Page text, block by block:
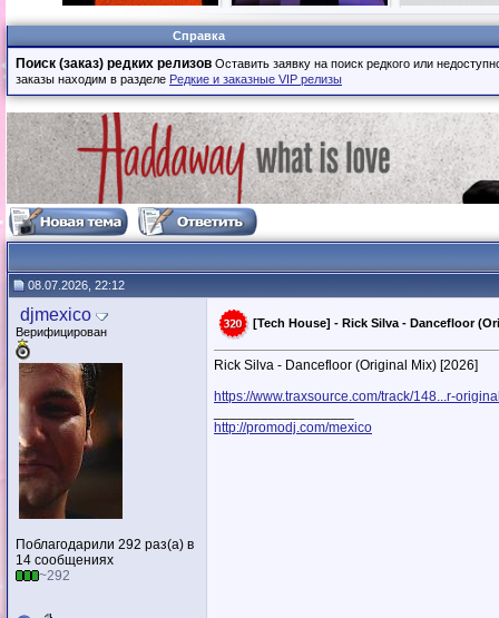
Справка
Поиск (заказ) редких релизов Оставить заявку на поиск редкого или
заказы находим в разделе Редкие и заказные VIP релизы
08.07.2026, 22:12
djmexico
Верифицирован
Поблагодарили 292 раз(а) в
14 сообщениях
~292
[Tech House] - Rick Silva - Dancefloor
Rick Silva - Dancefloor (Original Mix) [2026]
https://www.traxsource.com/track/148...r-
http://promodj.com/mexico